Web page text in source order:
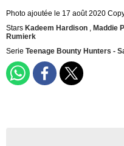
Photo ajoutée le 17 août 2020
Stars Kadeem Hardison , Maddie
Rumierk
Serie Teenage Bounty Hunters -